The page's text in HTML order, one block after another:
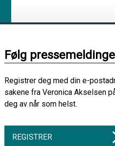
Følg
Registrer deg med din e-
sakene fra Veronica Akselsen
deg av når som helst.
REGISTRER